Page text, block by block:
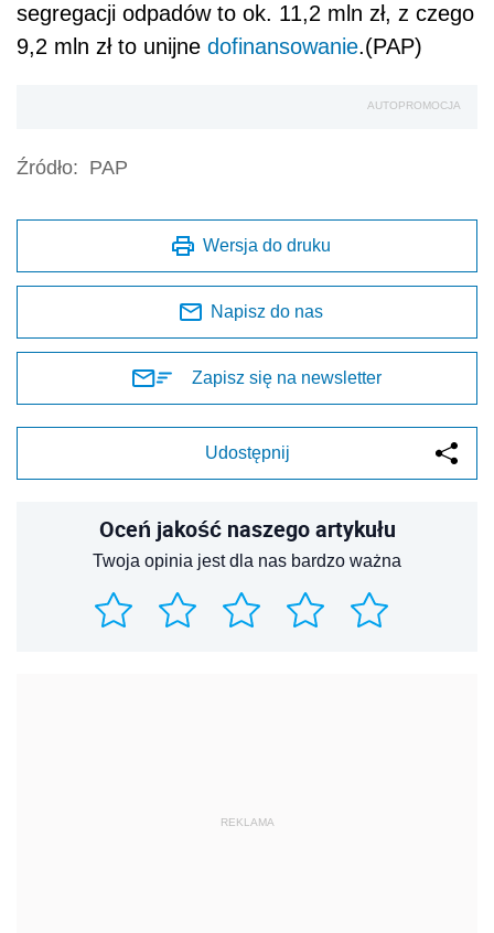
segregacji odpadów to ok. 11,2 mln zł, z czego
9,2 mln zł to unijne dofinansowanie.(PAP)
AUTOPROMOCJA
Źródło: PAP
Wersja do druku
Napisz do nas
Zapisz się na newsletter
Udostępnij
Oceń jakość naszego artykułu
Twoja opinia jest dla nas bardzo ważna
REKLAMA